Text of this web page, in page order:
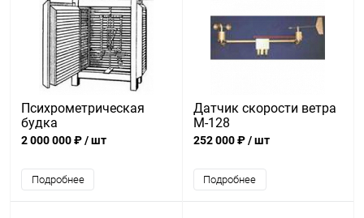
Психрометрическая
будка
2 000 000 ₽/ шт
Подробнее
Датчик скорости ветра
М-128
252 000 ₽/ шт
Подробнее